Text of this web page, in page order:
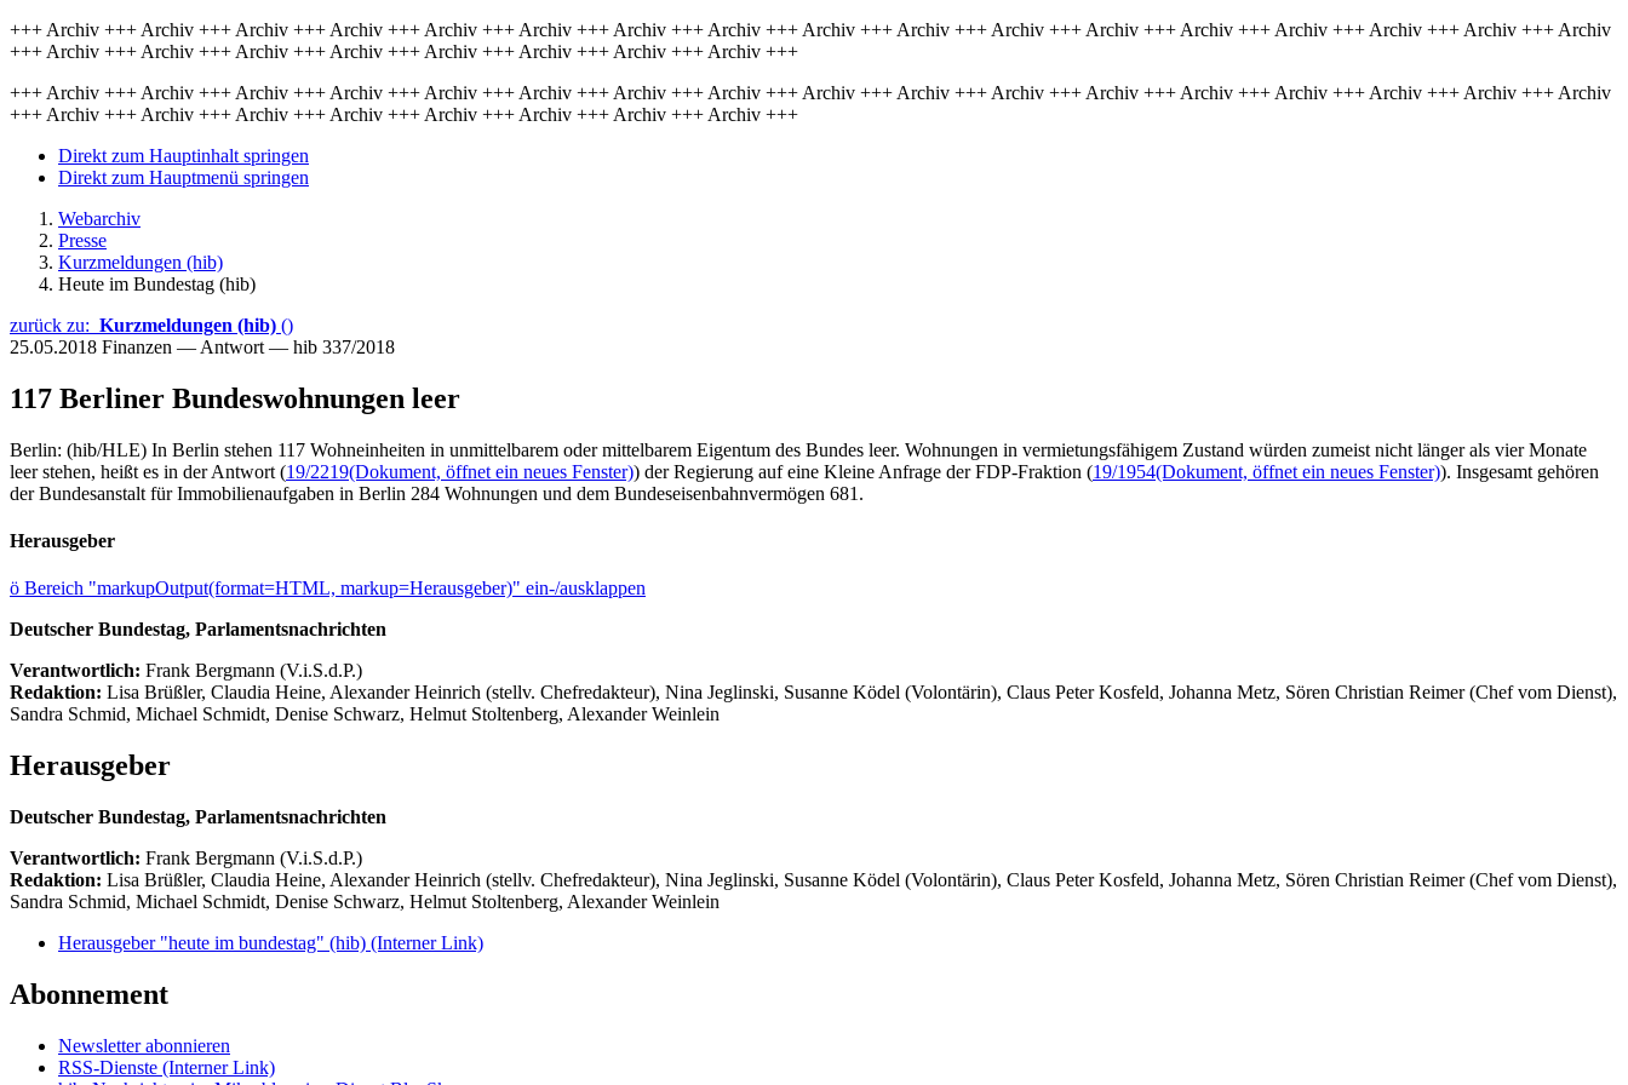
+++ Archiv +++ Archiv +++ Archiv +++ Archiv +++ Archiv +++ Archiv +++ Archiv +++ Archiv +++ Archiv +++ Archiv +++ Archiv +++ Archiv +++ Archiv +++ Archiv +++ Archiv +++ Archiv +++ Archiv
+++ Archiv +++ Archiv +++ Archiv +++ Archiv +++ Archiv +++ Archiv +++ Archiv +++ Archiv +++
+++ Archiv +++ Archiv +++ Archiv +++ Archiv +++ Archiv +++ Archiv +++ Archiv +++ Archiv +++ Archiv +++ Archiv +++ Archiv +++ Archiv +++ Archiv +++ Archiv +++ Archiv +++ Archiv +++ Archiv
+++ Archiv +++ Archiv +++ Archiv +++ Archiv +++ Archiv +++ Archiv +++ Archiv +++ Archiv +++
Direkt zum Hauptinhalt springen
Direkt zum Hauptmenü springen
Webarchiv
Presse
Kurzmeldungen (hib)
Heute im Bundestag (hib)
zurück zu: Kurzmeldungen (hib) ()
25.05.2018 Finanzen — Antwort — hib 337/2018
117 Berliner Bundeswohnungen leer
Berlin: (hib/HLE) In Berlin stehen 117 Wohneinheiten in unmittelbarem oder mittelbarem Eigentum des Bundes leer. Wohnungen in vermietungsfähigem Zustand würden zumeist nicht länger als vier Monate
leer stehen, heißt es in der Antwort (19/2219(Dokument, öffnet ein neues Fenster)) der Regierung auf eine Kleine Anfrage der FDP-Fraktion (19/1954(Dokument, öffnet ein neues Fenster)). Insgesamt gehören
der Bundesanstalt für Immobilienaufgaben in Berlin 284 Wohnungen und dem Bundeseisenbahnvermögen 681.
Herausgeber
ö Bereich "markupOutput(format=HTML, markup=Herausgeber)" ein-/ausklappen
Deutscher Bundestag, Parlamentsnachrichten
Verantwortlich: Frank Bergmann (V.i.S.d.P.)
Redaktion: Lisa Brüßler, Claudia Heine, Alexander Heinrich (stellv. Chefredakteur), Nina Jeglinski, Susanne Ködel (Volontärin), Claus Peter Kosfeld, Johanna Metz, Sören Christian Reimer (Chef vom Dienst),
Sandra Schmid, Michael Schmidt, Denise Schwarz, Helmut Stoltenberg, Alexander Weinlein
Herausgeber
Deutscher Bundestag, Parlamentsnachrichten
Verantwortlich: Frank Bergmann (V.i.S.d.P.)
Redaktion: Lisa Brüßler, Claudia Heine, Alexander Heinrich (stellv. Chefredakteur), Nina Jeglinski, Susanne Ködel (Volontärin), Claus Peter Kosfeld, Johanna Metz, Sören Christian Reimer (Chef vom Dienst),
Sandra Schmid, Michael Schmidt, Denise Schwarz, Helmut Stoltenberg, Alexander Weinlein
Herausgeber "heute im bundestag" (hib) (Interner Link)
Abonnement
Newsletter abonnieren
RSS-Dienste (Interner Link)